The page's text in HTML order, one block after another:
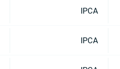
IPCA
IPCA